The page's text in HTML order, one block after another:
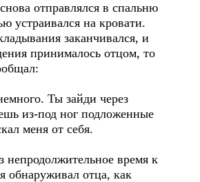
отправлялся в спальню
устраивался на кровати.
заканчивался, и
принималось отцом, то
Ты зайди через
из-под ног подложенные
меня от себя.
непродолжительное время к
обнаруживал отца, как